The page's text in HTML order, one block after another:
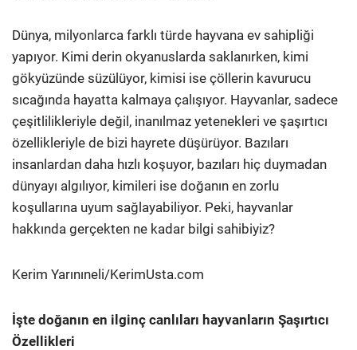
Dünya, milyonlarca farklı türde hayvana ev sahipliği
yapıyor. Kimi derin okyanuslarda saklanırken, kimi
gökyüzünde süzülüyor, kimisi ise çöllerin kavurucu
sıcağında hayatta kalmaya çalışıyor. Hayvanlar, sadece
çeşitlilikleriyle değil, inanılmaz yetenekleri ve şaşırtıcı
özellikleriyle de bizi hayrete düşürüyor. Bazıları
insanlardan daha hızlı koşuyor, bazıları hiç duymadan
dünyayı algılıyor, kimileri ise doğanın en zorlu
koşullarına uyum sağlayabiliyor. Peki, hayvanlar
hakkında gerçekten ne kadar bilgi sahibiyiz?
Kerim Yarınıneli/KerimUsta.com
İşte doğanın en ilginç canlıları hayvanların Şaşırtıcı
Özellikleri